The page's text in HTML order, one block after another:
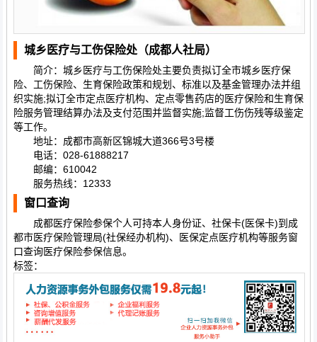
城乡医疗与工伤保险处（成都人社局）
简介：城乡医疗与工伤保险处主要负责拟订全市城乡医疗保
险、工伤保险、生育保险政策和规划、标准以及基金管理办法并组
织实施;拟订全市定点医疗机构、定点零售药店的医疗保险和生育保
险服务管理结算办法及支付范围并监督实施;监督工伤伤残等级鉴定
等工作。
地址：成都市高新区锦城大道366号3号楼
电话：028-61888217
邮编：610042
服务热线：12333
窗口查询
成都医疗保险参保个人可持本人身份证、社保卡(医保卡)到成
都市医疗保险管理局(社保经办机构)、医保定点医疗机构等服务窗
口查询医疗保险参保信息。
标签：